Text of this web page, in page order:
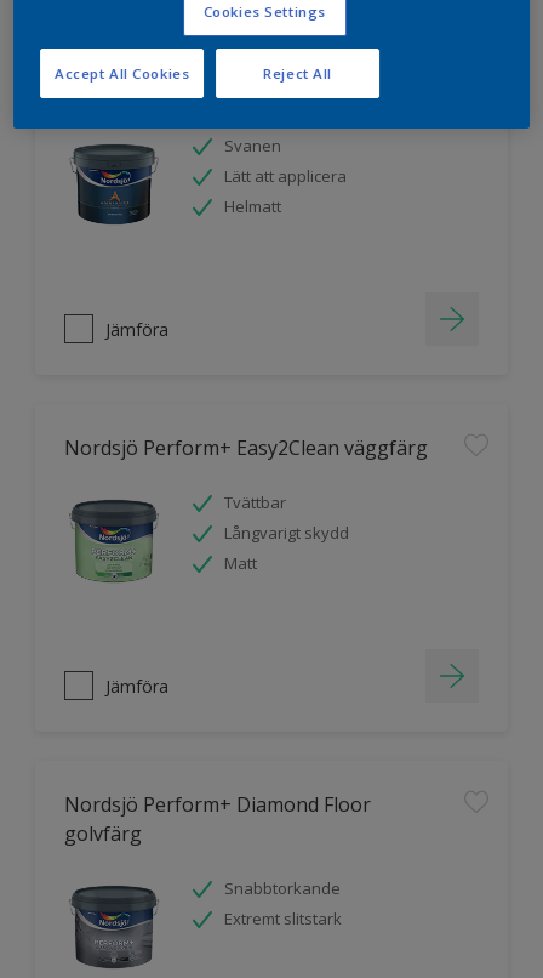
Nordsjö Ambiance Endless Sky takfärg
Svanen
Lätt att applicera
Helmatt
Jämföra
Nordsjö Perform+ Easy2Clean väggfärg
Tvättbar
Långvarigt skydd
Matt
Jämföra
Nordsjö Perform+ Diamond Floor
golvfärg
Snabbtorkande
Extremt slitstark
Cookies Settings
Reject All
Accept All Cookies